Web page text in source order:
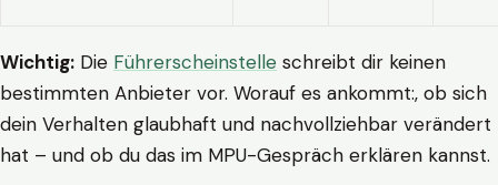
Wichtig: Die Führerscheinstelle schreibt dir keinen
bestimmten Anbieter vor. Worauf es ankommt:, ob sich
dein Verhalten glaubhaft und nachvollziehbar verändert
hat – und ob du das im MPU-Gespräch erklären kannst.